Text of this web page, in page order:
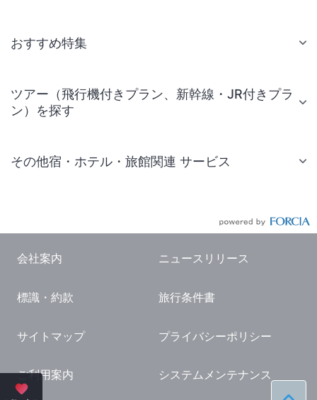
おすすめ特集
ツアー（飛行機付きプラン、新幹線・JR付きプラ
ン）を探す
その他宿・ホテル・旅館関連 サービス
国内観光ガイド
旅行・観光情報
会社案内 ニュースリリース
標識・約款 旅行条件書
サイトマップ プライバシーポリシー
ご利用案内 システムメンテナンス